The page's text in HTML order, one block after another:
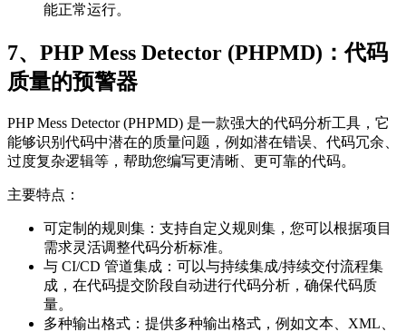
能正常运行。
7、PHP Mess Detector (PHPMD)：代码
质量的预警器
PHP Mess Detector (PHPMD) 是一款强大的代码分析工具，它
能够识别代码中潜在的质量问题，例如潜在错误、代码冗余、
过度复杂逻辑等，帮助您编写更清晰、更可靠的代码。
主要特点：
可定制的规则集：支持自定义规则集，您可以根据项目
需求灵活调整代码分析标准。
与 CI/CD 管道集成：可以与持续集成/持续交付流程集
成，在代码提交阶段自动进行代码分析，确保代码质
量。
多种输出格式：提供多种输出格式，例如文本、XML、